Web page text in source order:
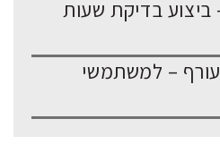
בדיקת שעות
– למשתמשי